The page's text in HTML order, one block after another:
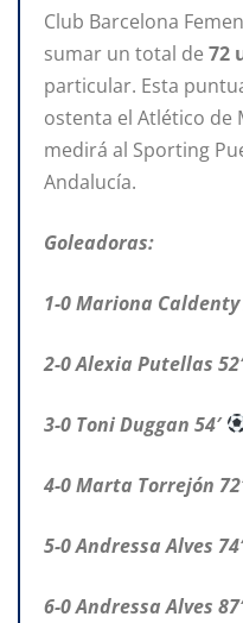
Club Barcelona
sumar un total de 72
particular. Esta
ostenta el Atlético de
medirá al Sporting
Andalucía.
Goleadoras:
1-0 Mariona Caldenty
2-0 Alexia Putellas
3-0 Toni Duggan 54′
4-0 Marta Torrejón
5-0 Andressa Alves
6-0 Andressa Alves